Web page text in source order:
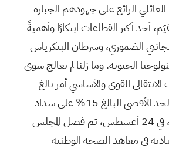
العائلي الرائع على جهودهم الجبارة
أحد أكثر القطاعات ابتكارًا وأهميةً
الضموري، وسرطان البنكرياس
الخمسين لثورة الحمض النووي والتكنولوجيا الحيوية. وما زلنا لم نعالج سوى
القوي والأساسي أمر بالغ
بشكل كامل. وقد تحقق انتصار كبير هذا الربع بإلغاء الحد الأقصى البالغ 15% على سداد
التكاليف غير المباشرة للمؤسسات، وهو ما أعتقد أنه سيحظى باستقبال جيد للغاية وسيتم تطبيقه على نطاق واسع خلال الأرباع والسنوات القادمة. لسوء الحظ، في 24 أغسطس، تم فصل المجلس
في معاهد الصحة الوطنية